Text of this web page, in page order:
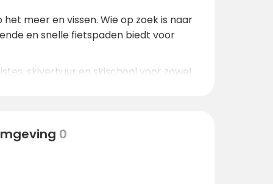
meer en vissen. Wie op zoek is naar
en snelle fietspaden biedt voor
skiverhuur en skischool voor zowel
het ook voor wintersporters een
cultuur en restaurants.
0